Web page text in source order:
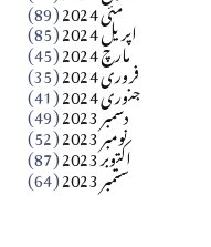
مئی 2024 (89) اپریل 2024 (85) مارچ 2024 (45) فروری 2024 (35) جنوری 2024 (41) دسمبر 2023 (49) نومبر 2023 (52) اکتوبر 2023 (87) ستمبر 2023 (64)